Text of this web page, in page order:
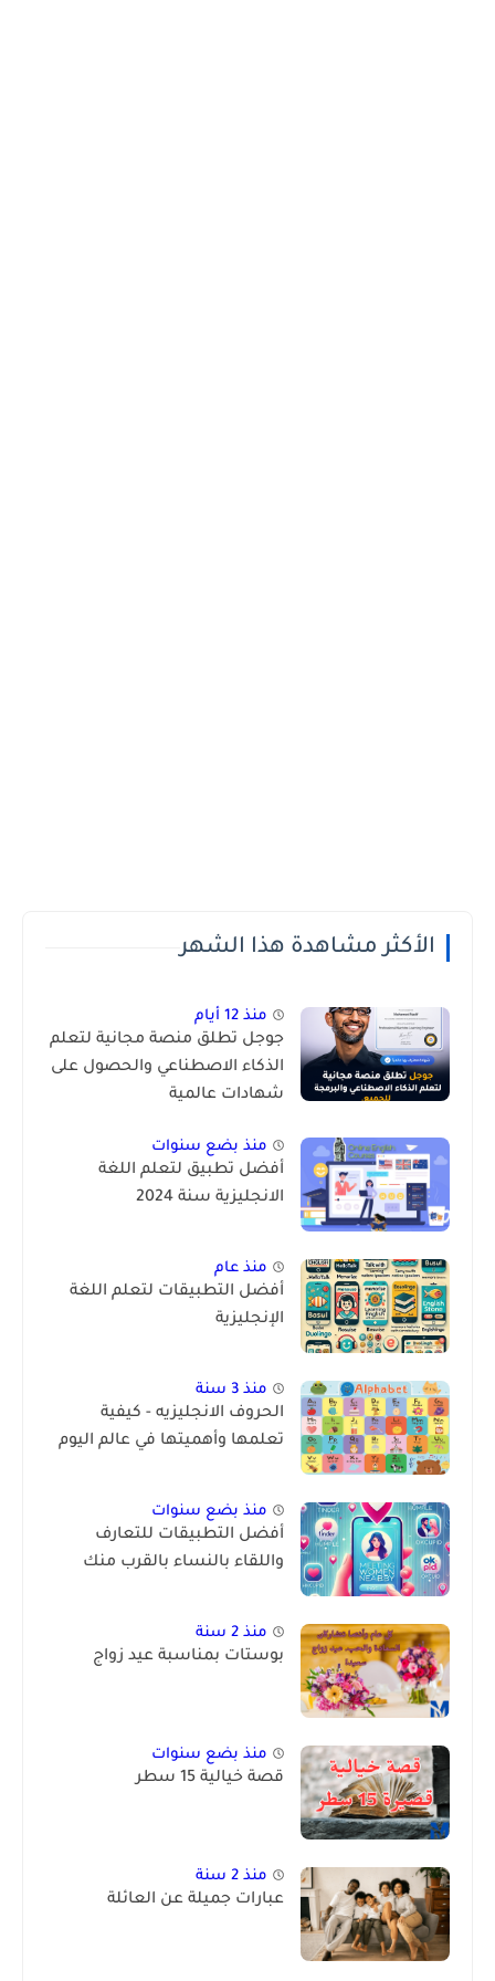
الأكثر مشاهدة هذا الشهر
منذ 12 أيام
جوجل تطلق منصة مجانية لتعلم
الذكاء الاصطناعي والحصول على
شهادات عالمية
منذ بضع سنوات
أفضل تطبيق لتعلم اللغة
الانجليزية سنة 2024
منذ عام
أفضل التطبيقات لتعلم اللغة
الإنجليزية
منذ 3 سنة
الحروف الانجليزيه - كيفية
تعلمها وأهميتها في عالم اليوم
منذ بضع سنوات
أفضل التطبيقات للتعارف
واللقاء بالنساء بالقرب منك
منذ 2 سنة
بوستات بمناسبة عيد زواج
منذ بضع سنوات
قصة خيالية 15 سطر
منذ 2 سنة
عبارات جميلة عن العائلة